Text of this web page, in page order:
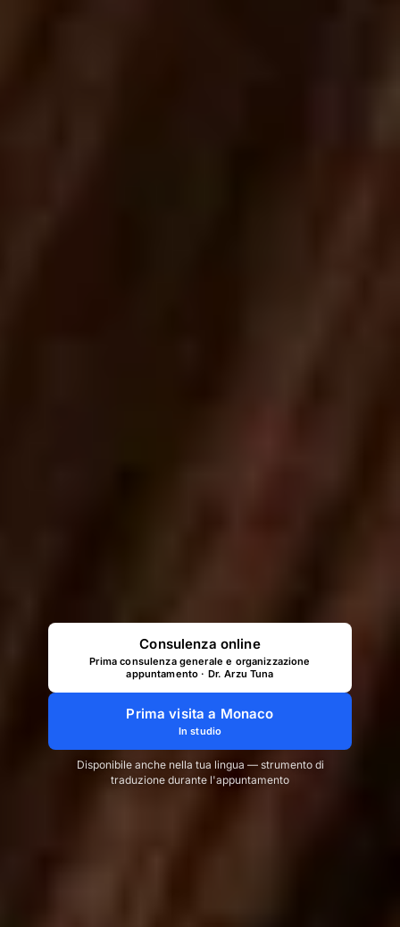
Consulenza online
Prima consulenza generale e organizzazione
appuntamento · Dr. Arzu Tuna
Prima visita a Monaco
In studio
Disponibile anche nella tua lingua — strumento di
traduzione durante l'appuntamento